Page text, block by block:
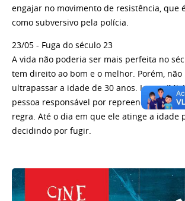
engajar no movimento de resistência, que
como subversivo pela polícia.
23/05 - Fuga do século 23
A vida não poderia ser mais perfeita no
tem direito ao bom e o melhor. Porém, não
ultrapassar a idade de 30 anos. Logan
pessoa responsável por repreender os
regra. Até o dia em que ele atinge a idade
decidindo por fugir.